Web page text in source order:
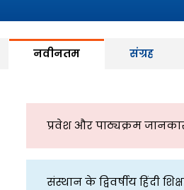
नवीनतम संग्रह
प्रवेश और पाठ्यक्रम
संस्थान के द्विवर्षीय हिंदी